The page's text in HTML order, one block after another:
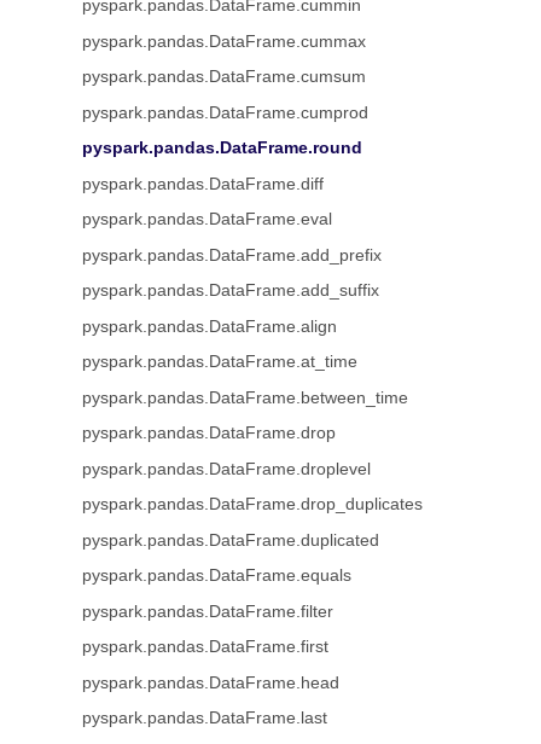
pyspark.pandas.DataFrame.cummin
pyspark.pandas.DataFrame.cummax
pyspark.pandas.DataFrame.cumsum
pyspark.pandas.DataFrame.cumprod
pyspark.pandas.DataFrame.round
pyspark.pandas.DataFrame.diff
pyspark.pandas.DataFrame.eval
pyspark.pandas.DataFrame.add_prefix
pyspark.pandas.DataFrame.add_suffix
pyspark.pandas.DataFrame.align
pyspark.pandas.DataFrame.at_time
pyspark.pandas.DataFrame.between_time
pyspark.pandas.DataFrame.drop
pyspark.pandas.DataFrame.droplevel
pyspark.pandas.DataFrame.drop_duplicates
pyspark.pandas.DataFrame.duplicated
pyspark.pandas.DataFrame.equals
pyspark.pandas.DataFrame.filter
pyspark.pandas.DataFrame.first
pyspark.pandas.DataFrame.head
pyspark.pandas.DataFrame.last